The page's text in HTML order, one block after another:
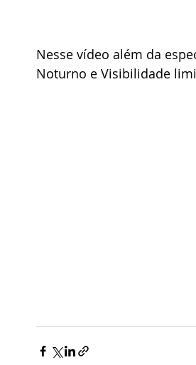
Nesse vídeo além da
Noturno e Visibilidade